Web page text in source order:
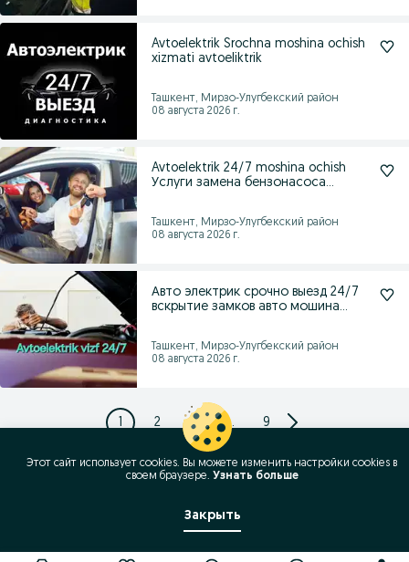
Avtoelektrik Srochna moshina ochish
xizmati avtoeliktrik
Ташкент, Мирзо-Улугбекский район
08 августа 2026 г.
Avtoelektrik 24/7 moshina ochish
Услуги замена бензонасоса
Ташкент, Мирзо-Улугбекский район
08 августа 2026 г.
Авто электрик срочно выезд 24/7
вскрытие замков авто мошина
Ташкент, Мирзо-Улугбекский район
08 августа 2026 г.
1 2 3 ... 9
Этот сайт использует cookies. Вы можете изменить настройки cookies в
своeм браузере. Узнать больше
Закрыть